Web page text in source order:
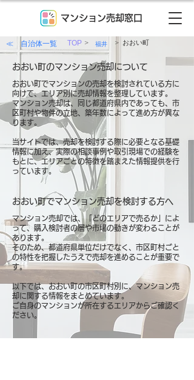
マンション売却窓口
≪ 自治体一覧 TOP > 福井 > おおい町
おおい町のマンション売却について
おおい町でマンションの売却を検討されている方に
向けて、エリア別に売却情報を整理しています。
マンション売却は、同じ都道府県内であっても、市
区町村や物件の立地、築年数によって進め方が異な
ります。
当サイトでは、売却を検討する際に必要となる基礎
情報に加え、実際の相談事例や取引現場での経験を
もとに、エリアごとの特徴を踏まえた情報提供を行
っています。
おおい町でマンション売却を検討する方へ
マンション売却では、「どのエリアで売るか」によ
って、購入検討者の層や市場の動きが変わることが
あります。
そのため、都道府県単位だけでなく、市区町村ごと
の特性を把握したうえで売却を進めることが重要で
す。
以下では、おおい町の市区町村別に、マンション売
却に関する情報をまとめています。
ご自身のマンションが所在するエリアからご確認く
ださい。